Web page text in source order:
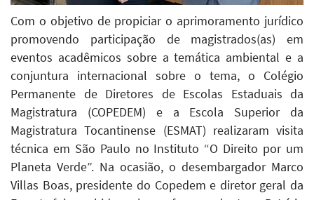
Com o objetivo de propiciar o aprimoramento jurídico
promovendo participação de magistrados(as) em
eventos acadêmicos sobre a temática ambiental e a
conjuntura internacional sobre o tema, o Colégio
Permanente de Diretores de Escolas Estaduais da
Magistratura (COPEDEM) e a Escola Superior da
Magistratura Tocantinense (ESMAT) realizaram visita
técnica em São Paulo no Instituto “O Direito por um
Planeta Verde”. Na ocasião, o desembargador Marco
Villas Boas, presidente do Copedem e diretor geral da